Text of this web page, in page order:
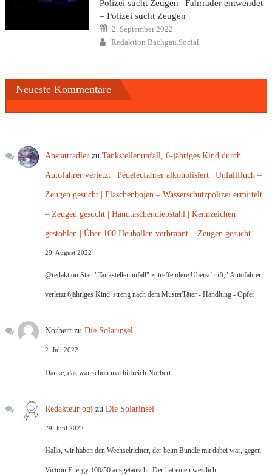
Polizei sucht Zeugen | Fahrräder entwendet
– Polizei sucht Zeugen
Posted
on
2. September 2022
Author
Redaktion Bachgau.Social
Neueste Kommentare
Anstattradler zuTankstellenunfall, 6-jähriges Kind durch
Autofahrer verletzt | Pedelecfahrer alkoholisiert | Unfallfluch –
Zeugen gesucht | Flaschenbojen – Wasserschutzpolizei ermittelt
– Zeugen gesucht | Handtaschendiebstahl | Kennzeichen
gestohlen | Über 100 Heuballen verbrannt – Zeugen gesucht
29. August 2022
@redaktion Statt "Tankstellenunfall" zutreffendere Überschrift;" Autofahrer
verletzt 6jähriges Kind"streng nach dem MusterTäter - Handlung - Opfer
Norbert zuDie Solarinsel
2. Juli 2022
Danke, das war schon mal hilfreich Norbert
Redakteur ogj zuDie Solarinsel
29. Juni 2022
Hallo, wir haben den Wechselrichter, der beim Bundle mit dabei war, gegen
Victron Energy 100/50 ausgetauscht. Der hat einen westlich…